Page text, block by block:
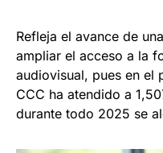
Refleja el avance de
ampliar el acceso a la
audiovisual, pues en el
CCC ha atendido a
durante todo 2025 se